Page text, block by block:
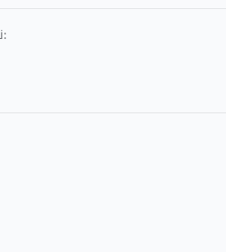
نرجو منكم قراءة شروط الاستخدام الخاصة بالخدمات المقدمة، والمعتمدة من جامعة الطائف، عبر الرابط التالي: